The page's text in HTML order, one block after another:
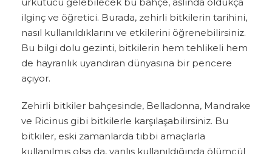
ilginç ve öğretici. Burada, zehirli bitkilerin tarihini,
nasıl kullanıldıklarını ve etkilerini öğrenebilirsiniz.
Bu bilgi dolu gezinti, bitkilerin hem tehlikeli hem
de hayranlık uyandıran dünyasına bir pencere
açıyor.
Zehirli bitkiler bahçesinde, Belladonna, Mandrake
ve Ricinus gibi bitkilerle karşılaşabilirsiniz. Bu
bitkiler, eski zamanlarda tıbbi amaçlarla
kullanılmış olsa da, yanlış kullanıldığında ölümcül